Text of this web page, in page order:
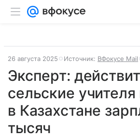
26 августа 2025 Источник: ВФокусе Mail
Эксперт:
сельские
в Казахстане
тысяч